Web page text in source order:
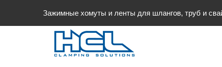
Зажимные хомуты и ленты для шлангов, труб и